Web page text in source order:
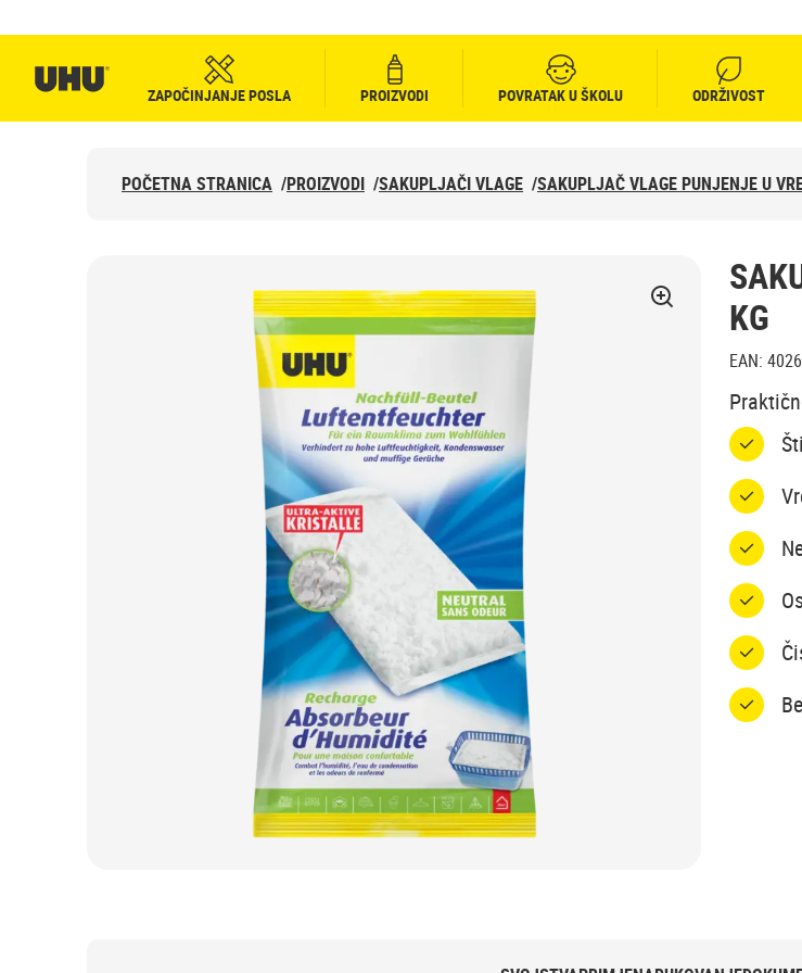
ZAPOČINJANJE POSLA PROIZVODI POVRATAK U ŠKOLU ODRŽIVOST
POČETNA STRANICA /PROIZVODI /SAKUPLJAČI VLAGE /SAKUPLJAČ VLAGE PUNJENJE U
KG
EAN: